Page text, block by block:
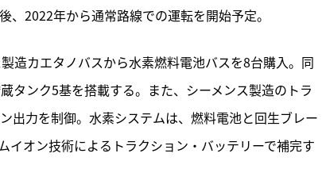
2022年から通常路線での運転を開始予定。
造カエタノバスから水素燃料電池バスを8台購入。同
タンク5基を搭載する。また、シーメンス製造のトラ
出力を制御。水素システムは、燃料電池と回生ブレー
イオン技術によるトラクション・バッテリーで補完す